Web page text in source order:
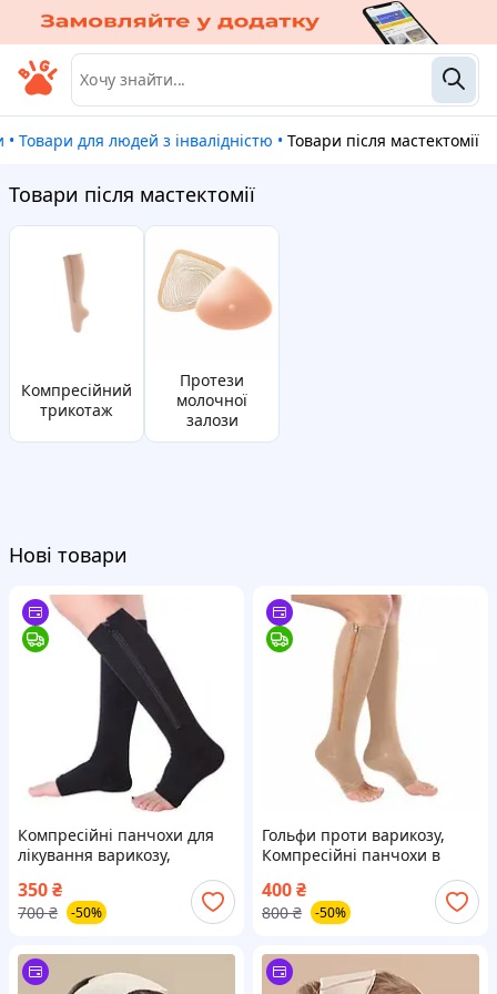
• Товари для людей з інвалідністю • Товари після мастектомії
Товари після мастектомії
компресійний
трикотаж
протези
молочної
залози
Нові товари
Компресійні панчохи для
лікування варикозу,
чоловічі 2 класу з
відкритим носком, TBX
350₴
700 ₴ -50%
Гольфи проти варикозу,
Компресійні панчохи в
спеку, Гольфи компресійні 2
клас, Компресійні панчохи
від набряків ніг, FBK
400₴
800 ₴ -50%